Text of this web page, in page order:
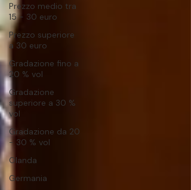
Prezzo medio tra
15 - 30 euro
Prezzo superiore
a 30 euro
Gradazione fino a
20 % vol
Gradazione
superiore a 30 %
vol
Gradazione da 20
- 30 % vol
Olanda
Germania